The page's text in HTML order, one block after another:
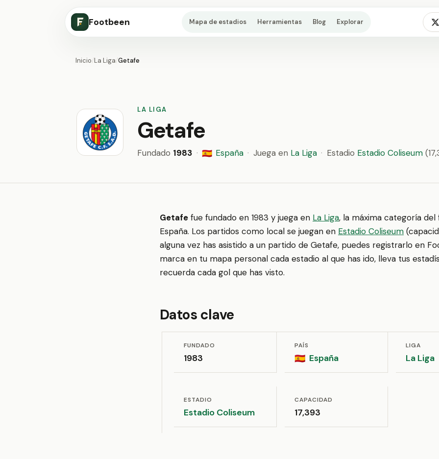
Footbeen Mapa de estadios Herramientas Blog Explorar
Inicio/La Liga/Getafe
LA LIGA
Getafe
Fundado 1983 · 🇪🇸 España · Juega en La Liga · Estadio Estadio Coliseum
Getafe fue fundado en 1983 y juega en La Liga, la máxima categoría
España. Los partidos como local se juegan en Estadio Coliseum
alguna vez has asistido a un partido de Getafe, puedes registrarlo en
marca en tu mapa personal cada estadio al que has ido, lleva tus
recuerda cada gol que has visto.
Datos clave
FUNDADO
1983
PAÍS
🇪🇸 España
LIGA
La Liga
ESTADIO
Estadio Coliseum
CAPACIDAD
17,393